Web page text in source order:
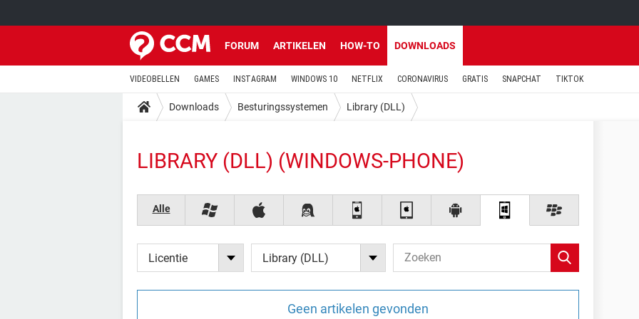
FORUM ARTIKELEN HOW-TO DOWNLOADS
VIDEOBELLEN GAMES INSTAGRAM WINDOWS 10 NETFLIX CORONAVIRUS GRATIS SNAPCHAT TIKTOK
Downloads Besturingssystemen Library (DLL)
LIBRARY (DLL) (WINDOWS-PHONE)
Alle
Licentie Library (DLL)
Geen artikelen gevonden